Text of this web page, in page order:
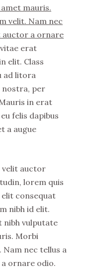
mauris.
velit. Nam nec
auctor a ornare
erat
elit. Class
ad litora
per
in erat
felis dapibus
a augue
velit auctor
lorem quis
consequat
nibh id elit.
nibh vulputate
Morbi
Nam nec tellus a
ornare odio.